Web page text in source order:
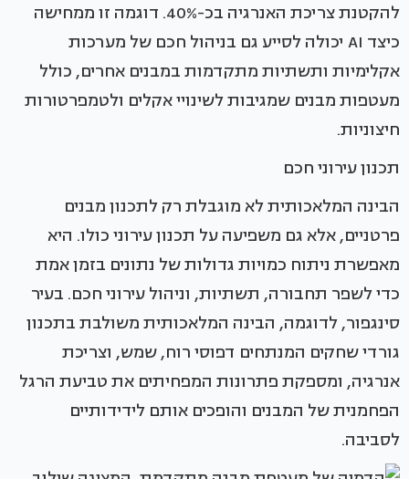
להקטנת צריכת האנרגיה בכ-40%. דוגמה זו ממחישה
כיצד AI יכולה לסייע גם בניהול חכם של מערכות
אקלימיות ותשתיות מתקדמות במבנים אחרים, כולל
מעטפות מבנים שמגיבות לשינויי אקלים ולטמפרטורות
חיצוניות.
תכנון עירוני חכם
הבינה המלאכותית לא מוגבלת רק לתכנון מבנים
פרטניים, אלא גם משפיעה על תכנון עירוני כולו. היא
מאפשרת ניתוח כמויות גדולות של נתונים בזמן אמת
כדי לשפר תחבורה, תשתיות, וניהול עירוני חכם. בעיר
סינגפור, לדוגמה, הבינה המלאכותית משולבת בתכנון
גורדי שחקים המנתחים דפוסי רוח, שמש, וצריכת
אנרגיה, ומספקת פתרונות המפחיתים את טביעת הרגל
הפחמנית של המבנים והופכים אותם לידידותיים
לסביבה.